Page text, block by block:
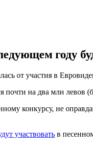
году
от участия в
на два млн левов
конкурсу, не
участвовать в